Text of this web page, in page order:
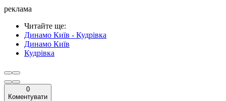
реклама
Читайте ще:
Динамо Київ - Кудрівка
Динамо Київ
Кудрівка
0
Коментувати